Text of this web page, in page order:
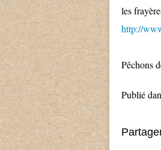
les
http://
Pêchons
Publié